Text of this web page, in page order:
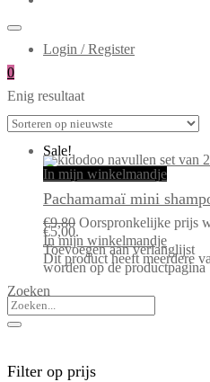
Login / Register
0
Enig resultaat
Sale!
In mijn winkelmandje
Pachamamaï mini
€9,80 Oorspronkelijke prijs
€5,00.
In mijn winkelmandje
Toevoegen aan verlanglijst
Dit product heeft meerdere
worden op de productpagina
Zoeken
Filter op prijs